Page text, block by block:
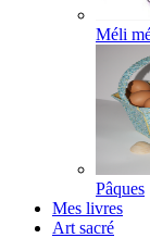
Méli
Pâques
Mes livres
Art sacré